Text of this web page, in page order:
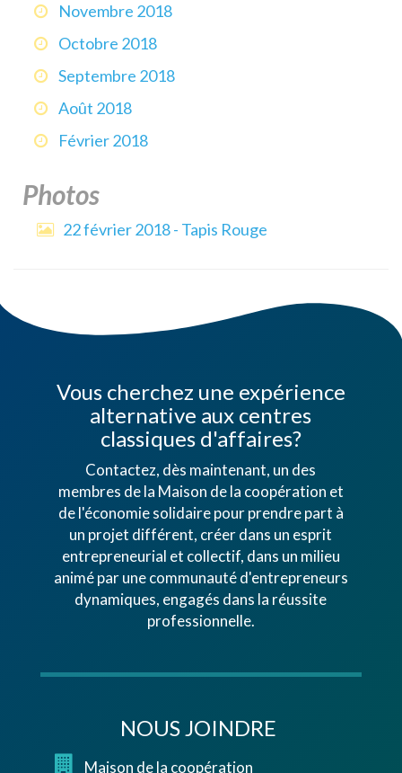
Novembre 2018
Octobre 2018
Septembre 2018
Août 2018
Février 2018
Photos
22 février 2018 - Tapis Rouge
Vous cherchez une expérience
alternative aux centres
classiques d'affaires?
Contactez, dès maintenant, un des
membres de la Maison de la coopération et
de l'économie solidaire pour prendre part à
un projet différent, créer dans un esprit
entrepreneurial et collectif, dans un milieu
animé par une communauté d'entrepreneurs
dynamiques, engagés dans la réussite
professionnelle.
NOUS JOINDRE
Maison de la coopération